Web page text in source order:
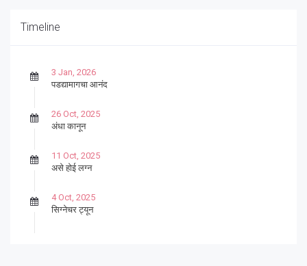
Timeline
3 Jan, 2026
पडद्यामागचा आनंद
26 Oct, 2025
अंधा कानून
11 Oct, 2025
असे होई लग्न
4 Oct, 2025
सिग्नेचर ट्यून